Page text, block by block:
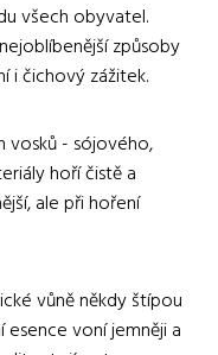
všech obyvatel.
způsoby
i čichový zážitek.
vosků - sójového,
hoří čistě a
ale při hoření
vůně někdy štípou
voní jemněji a